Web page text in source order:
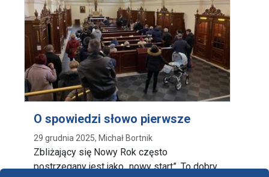
O spowiedzi słowo pierwsze
29 grudnia 2025, Michał Bortnik
Zbliżający się Nowy Rok często
postrzegany jest jako „nowy start”. To dobry